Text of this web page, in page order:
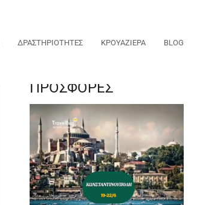
ΔΡΑΣΤΗΡΙΟΤΗΤΕΣ ΚΡΟΥΑΖΙΕΡΑ BLOG
ΠΡΟΣΦΟΡΕΣ